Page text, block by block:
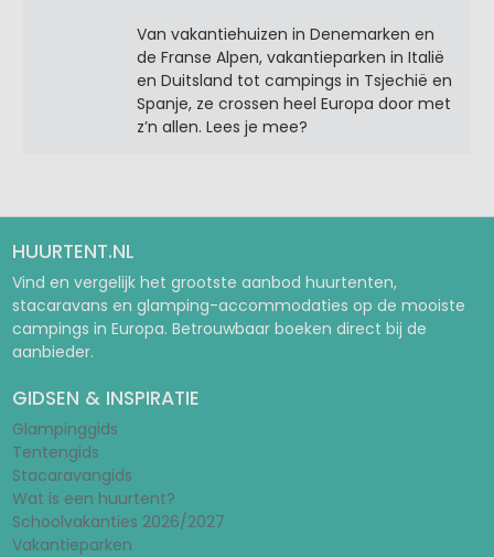
Van vakantiehuizen in Denemarken en
de Franse Alpen, vakantieparken in Italië
en Duitsland tot campings in Tsjechië en
Spanje, ze crossen heel Europa door met
z’n allen. Lees je mee?
HUURTENT.NL
Vind en vergelijk het grootste aanbod huurtenten,
stacaravans en glamping-accommodaties op de mooiste
campings in Europa. Betrouwbaar boeken direct bij de
aanbieder.
GIDSEN & INSPIRATIE
Glampinggids
Tentengids
Stacaravangids
Wat is een huurtent?
Schoolvakanties 2026/2027
Vakantieparken